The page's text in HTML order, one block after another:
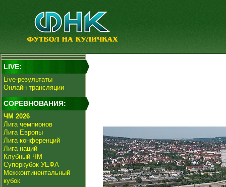
LIVE:
Live-результаты
Онлайн трансляции
СОРЕВНОВАНИЯ:
ЧМ 2026
Лига чемпионов
Лига Европы
Лига конференций
Лига наций
Клубный ЧМ
Суперкубок УЕФА
Межконтинентальный
кубок